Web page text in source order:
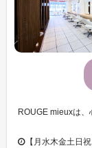
【月水木金土日